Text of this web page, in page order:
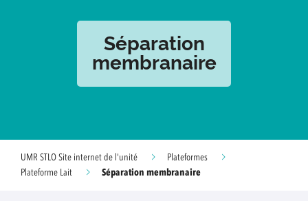
Séparation
membranaire
UMR STLO Site internet de l'unité
Plateformes
Plateforme Lait
Séparation membranaire